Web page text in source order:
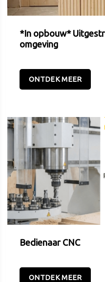
*In opbouw*
omgeving
ONTDEK MEER
Bedienaar CNC
ONTDEK MEER